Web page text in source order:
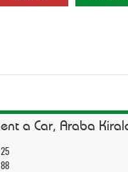
a Car, Araba